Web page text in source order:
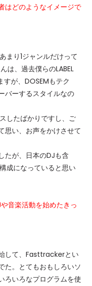
はどのようなイメージで
まり1ジャンルだけって
は、過去僕らのLABEL
すが、DOSEMもテク
バーするスタイルなの
したばかりですし、ご
思い、お声をかけさせて
たが、日本のDJも含
成になっていると思い
音楽活動を始めたきっ
して、Fasttrackerとい
た。とてもおもしろいソ
ろいろなプログラムを使